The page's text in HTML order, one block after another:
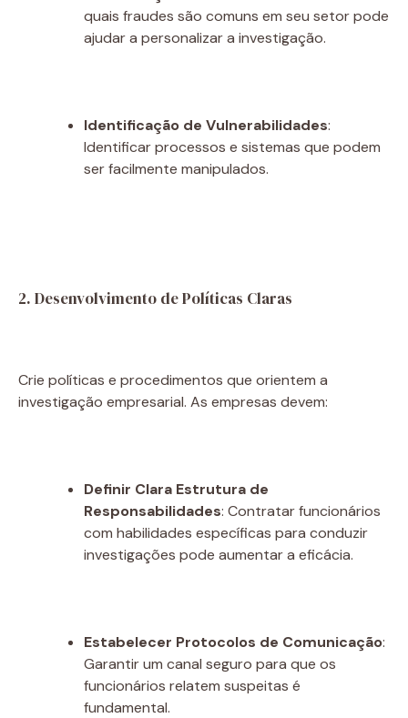
quais fraudes são comuns em seu setor pode
ajudar a personalizar a investigação.
Identificação de Vulnerabilidades:
Identificar processos e sistemas que podem
ser facilmente manipulados.
2. Desenvolvimento de Políticas Claras
Crie políticas e procedimentos que orientem a
investigação empresarial. As empresas devem:
Definir Clara Estrutura de
Responsabilidades: Contratar funcionários
com habilidades específicas para conduzir
investigações pode aumentar a eficácia.
Estabelecer Protocolos de Comunicação:
Garantir um canal seguro para que os
funcionários relatem suspeitas é
fundamental.